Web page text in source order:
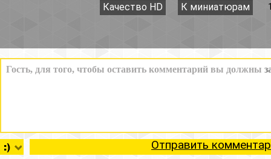
Качество HD К миниатюрам
Отправить